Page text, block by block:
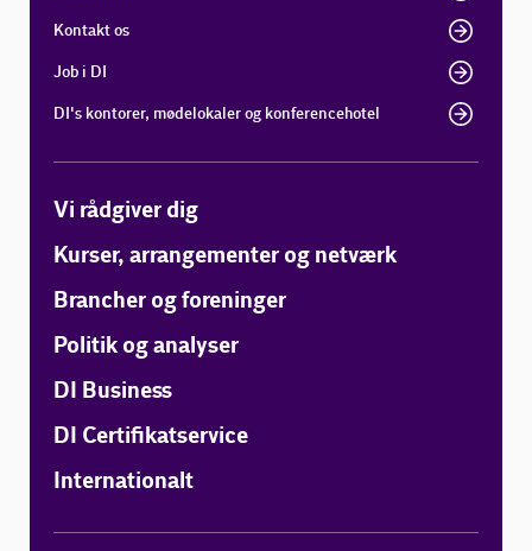
Kontakt os
Job i DI
DI's kontorer, mødelokaler og konferencehotel
Vi rådgiver dig
Kurser, arrangementer og netværk
Brancher og foreninger
Politik og analyser
DI Business
DI Certifikatservice
Internationalt